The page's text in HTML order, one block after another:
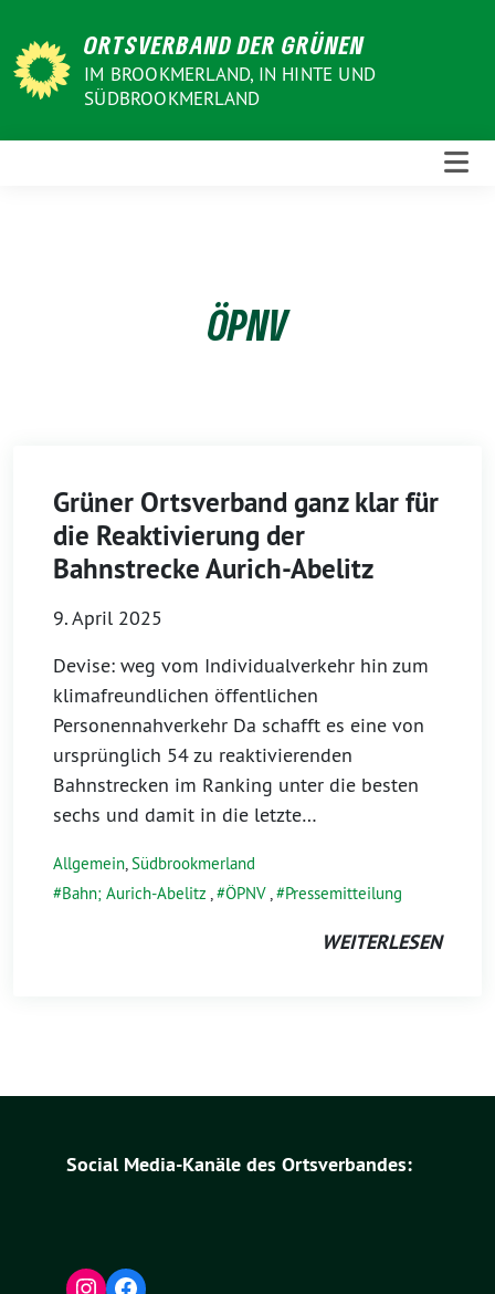
zum
Inhalt
ORTSVERBAND DER GRÜNEN
IM BROOKMERLAND, IN HINTE UND
SÜDBROOKMERLAND
ÖPNV
Grüner Ortsverband ganz klar für
die Reaktivierung der
Bahnstrecke Aurich-Abelitz
9. April 2025
Devise: weg vom Individualverkehr hin zum
klimafreundlichen öffentlichen
Personennahverkehr Da schafft es eine von
ursprünglich 54 zu reaktivierenden
Bahnstrecken im Ranking unter die besten
sechs und damit in die letzte…
Allgemein Südbrookmerland
Bahn; Aurich-Abelitz
ÖPNV Pressemitteilung
WEITERLESEN
Social Media-Kanäle des Ortsverbandes:
Instagram
Facebook